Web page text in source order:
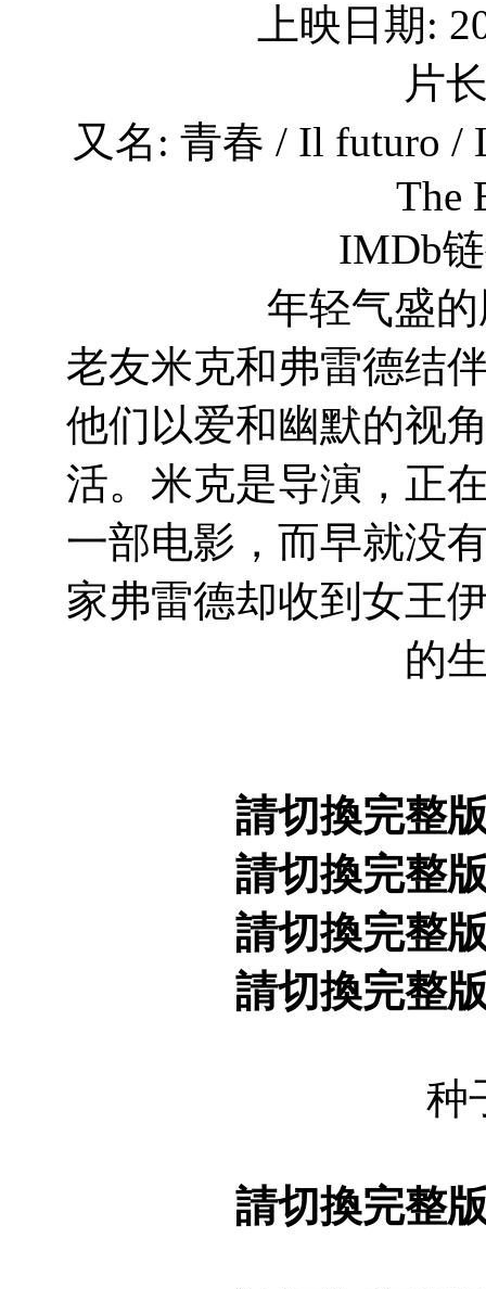
上映日期:
片
又名: 青春 / Il futuro /
The
IMDb
年轻气盛的
老友米克和弗雷德结
他们以爱和幽默的视
活。米克是导演，正
一部电影，而早就没
家弗雷德却收到女王
的
請切換完整
請切換完整
請切換完整
請切換完整
种
請切換完整